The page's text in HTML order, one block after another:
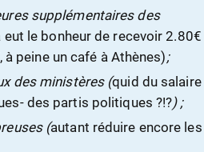
supplémentaires des
le bonheur de recevoir 2.80€
peine un café à Athènes);
des ministères (quid du salaire
des partis politiques ?!?) ;
(autant réduire encore les